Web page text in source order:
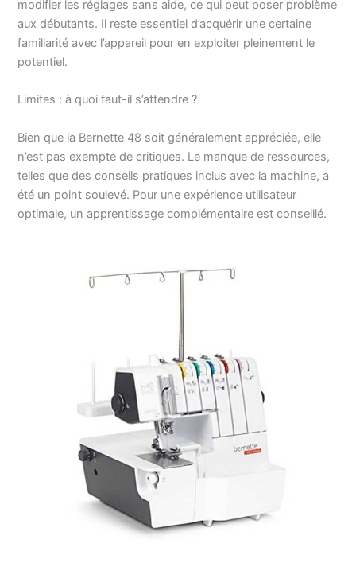
modifier les réglages sans aide, ce qui peut poser problème
aux débutants. Il reste essentiel d’acquérir une certaine
familiarité avec l’appareil pour en exploiter pleinement le
potentiel.
Limites : à quoi faut-il s’attendre ?
Bien que la Bernette 48 soit généralement appréciée, elle
n’est pas exempte de critiques. Le manque de ressources,
telles que des conseils pratiques inclus avec la machine, a
été un point soulevé. Pour une expérience utilisateur
optimale, un apprentissage complémentaire est conseillé.